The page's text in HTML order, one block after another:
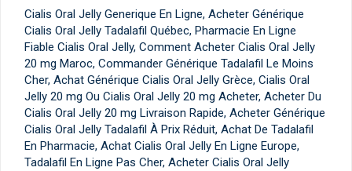
Cialis Oral Jelly Generique En Ligne, Acheter Générique
Cialis Oral Jelly Tadalafil Québec, Pharmacie En Ligne
Fiable Cialis Oral Jelly, Comment Acheter Cialis Oral Jelly
20 mg Maroc, Commander Générique Tadalafil Le Moins
Cher, Achat Générique Cialis Oral Jelly Grèce, Cialis Oral
Jelly 20 mg Ou Cialis Oral Jelly 20 mg Acheter, Acheter Du
Cialis Oral Jelly 20 mg Livraison Rapide, Acheter Générique
Cialis Oral Jelly Tadalafil À Prix Réduit, Achat De Tadalafil
En Pharmacie, Achat Cialis Oral Jelly En Ligne Europe,
Tadalafil En Ligne Pas Cher, Acheter Cialis Oral Jelly